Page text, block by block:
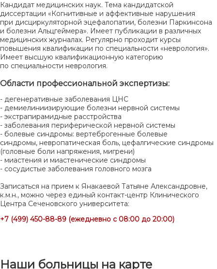
Кандидат медицинских наук. Тема кандидатской
диссертации «Когнитивные и аффективные нарушения
при дисциркуляторной эцефалопатии, болезни Паркинсона
и болезни Альцгеймера». Имеет публикации в различных
медицинских журналах. Регулярно проходит курсы
повышения квалификации по специальности «неврология».
Имеет высшую квалификационную категорию
по специальности неврология.
Области профессиональной экспертизы:
- дегенеративные заболевания ЦНС
- демиелиниизирующие болезни нервной системы
- экстрапирамидные расстройства
- заболевания периферической нервной системы
- болевые синдромы: вертеброгенные болевые
синдромы, невропатическая боль, цефалгические синдромы
(головные боли напряжения, мигрени)
- миастения и миастенические синдромы
- сосудистые заболевания головного мозга
Записаться на прием к Янакаевой Татьяне Александровне,
к.м.н., можно через единый контакт-центр Клинического
Центра Сеченовского университета:
+7 (499) 450-88-89 (ежедневно с 08:00 до 20:00)
Наши больницы на карте